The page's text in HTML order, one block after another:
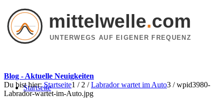
mittelwelle.com
UNTERWEGS AUF EIGENER FREQUENZ
Startseite
Blog - Aktuelle Neuigkeiten
Du bist hier: Startseite1 / 2 / Labrador wartet im Auto3 / wpid3980-
Labrador-wartet-im-Auto.jpg